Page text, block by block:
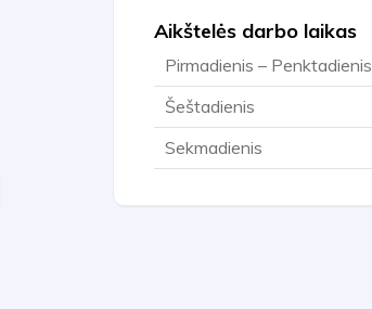
Aikštelės darbo laikas
Pirmadienis – Penktadienis
Šeštadienis
Sekmadienis